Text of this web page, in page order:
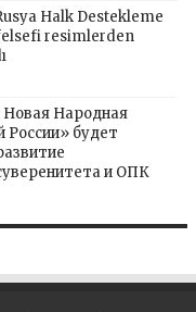
Halk Destekleme
resimlerden
Новая Народная
России» будет
и ОПК